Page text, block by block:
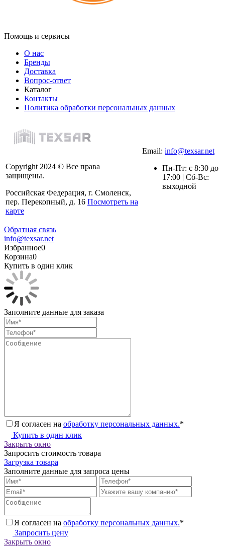
Помощь и сервисы
О нас
Бренды
Доставка
Вопрос-ответ
Каталог
Контакты
Политика обработки персональных данных
Copyright 2024 © Все права
защищены.
Российская Федерация, г. Смоленск,
пер. Перекопный, д. 16 Посмотреть на
карте
Email: info@texsar.net
Пн-Пт: с 8:30 до
17:00 | Сб-Вс:
выходной
Обратная связь
info@texsar.net
Избранное0
Корзина0
Купить в один клик
Заполните данные для заказа
Я согласен на обработку персональных данных.*
Купить в один клик
Закрыть окно
Запросить стоимость товара
Загрузка товара
Заполните данные для запроса цены
Я согласен на обработку персональных данных.*
Запросить цену
Закрыть окно